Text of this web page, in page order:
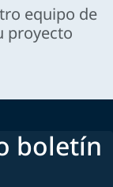
equipo de
proyecto
boletín